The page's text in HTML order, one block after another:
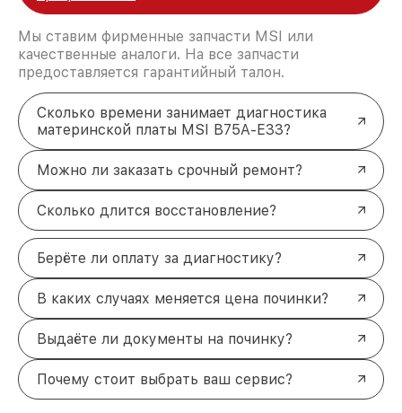
Мы ставим фирменные запчасти MSI или
качественные аналоги. На все запчасти
предоставляется гарантийный талон.
Сколько времени занимает диагностика
материнской платы MSI B75A-E33?
Можно ли заказать срочный ремонт?
Сколько длится восстановление?
Берёте ли оплату за диагностику?
В каких случаях меняется цена починки?
Выдаёте ли документы на починку?
Почему стоит выбрать ваш сервис?